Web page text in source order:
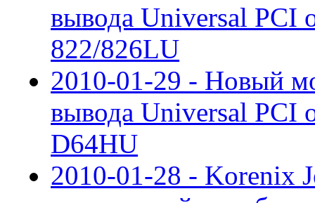
вывода Universal PCI
822/826LU
2010-01-29 - Новый
вывода Universal PCI
D64HU
2010-01-28 - Korenix